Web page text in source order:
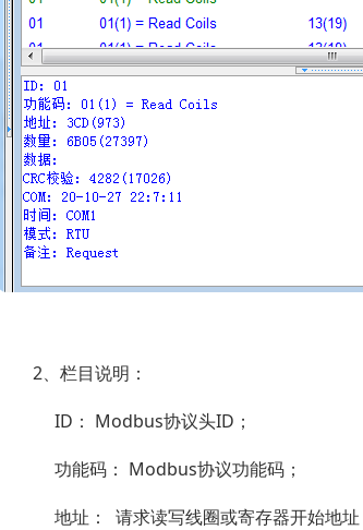
2、栏目说明：
ID： Modbus协议头ID；
功能码： Modbus协议功能码；
地址： 请求读写线圈或寄存器开始地址